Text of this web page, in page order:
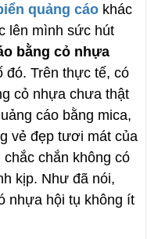
quảng cáo khác
lên mình sức hút
bằng cỏ nhựa
đó. Trên thực tế, có
cỏ nhựa chưa thật
cáo bằng mica,
vẻ đẹp tươi mát của
chắc chắn không có
kịp. Như đã nói,
nhựa hội tụ không ít